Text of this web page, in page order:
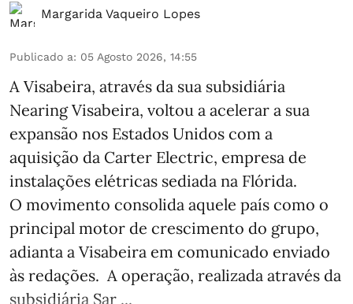
Margarida Vaqueiro Lopes
Publicado a: 05 Agosto 2026, 14:55
A Visabeira, através da sua subsidiária
Nearing Visabeira, voltou a acelerar a sua
expansão nos Estados Unidos com a
aquisição da Carter Electric, empresa de
instalações elétricas sediada na Flórida.
O movimento consolida aquele país como o
principal motor de crescimento do grupo,
adianta a Visabeira em comunicado enviado
às redações. A operação, realizada através da
subsidiária Sar ...